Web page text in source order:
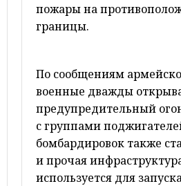
пожары на
границы.
По сообщениям
военные дважды
предупредительный
с группами
бомбардировок также
и прочая
используется для